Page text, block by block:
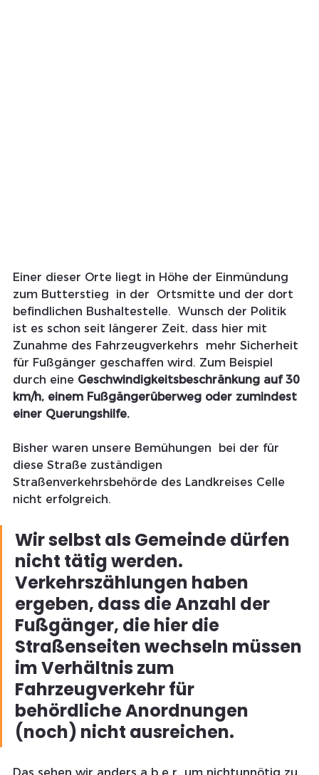
Einer dieser Orte liegt in Höhe der Einmündung
zum Butterstieg  in der  Ortsmitte und der dort
befindlichen Bushaltestelle.  Wunsch der Politik
ist es schon seit längerer Zeit, dass hier mit
Zunahme des Fahrzeugverkehrs  mehr Sicherheit
für Fußgänger geschaffen wird. Zum Beispiel
durch eine Geschwindigkeitsbeschränkung auf 30
km/h, einem Fußgängerüberweg oder zumindest
einer Querungshilfe.
Bisher waren unsere Bemühungen  bei der für
diese Straße zuständigen
Straßenverkehrsbehörde des Landkreises Celle
nicht erfolgreich.
Wir selbst als Gemeinde dürfen
nicht tätig werden.
Verkehrszählungen haben
ergeben, dass die Anzahl der
Fußgänger, die hier die
Straßenseiten wechseln müssen
im Verhältnis zum
Fahrzeugverkehr für
behördliche Anordnungen
(noch) nicht ausreichen.